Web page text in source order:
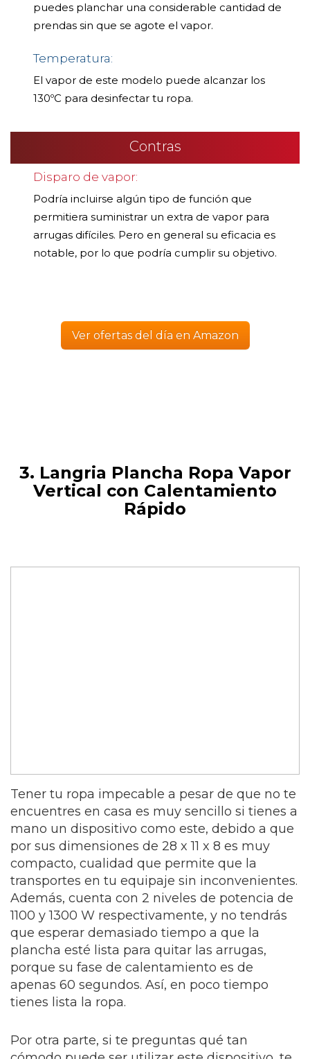
puedes planchar una considerable cantidad de
prendas sin que se agote el vapor.
Temperatura:
El vapor de este modelo puede alcanzar los
130ºC para desinfectar tu ropa.
Contras
Disparo de vapor:
Podría incluirse algún tipo de función que
permitiera suministrar un extra de vapor para
arrugas difíciles. Pero en general su eficacia es
notable, por lo que podría cumplir su objetivo.
Ver ofertas del día en Amazon
3. Langria Plancha Ropa Vapor
Vertical con Calentamiento
Rápido
Tener tu ropa impecable a pesar de que no te
encuentres en casa es muy sencillo si tienes a
mano un dispositivo como este, debido a que
por sus dimensiones de 28 x 11 x 8 es muy
compacto, cualidad que permite que la
transportes en tu equipaje sin inconvenientes.
Además, cuenta con 2 niveles de potencia de
1100 y 1300 W respectivamente, y no tendrás
que esperar demasiado tiempo a que la
plancha esté lista para quitar las arrugas,
porque su fase de calentamiento es de
apenas 60 segundos. Así, en poco tiempo
tienes lista la ropa.
Por otra parte, si te preguntas qué tan